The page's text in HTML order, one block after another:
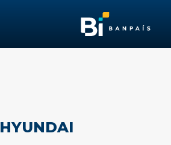
HYUNDAI